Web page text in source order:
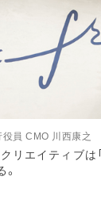
員 CMO 川西康之
リエイティブは